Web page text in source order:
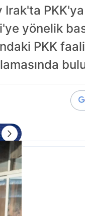
Irak'ta
yönelik
PKK